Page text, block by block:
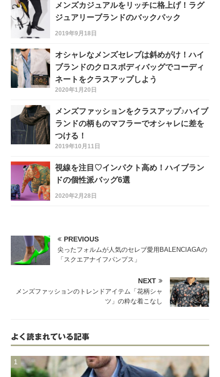
メンズカジュアルをリッチに格上げ！ラグ
ジュアリーブランドのバックパック
2019年9月18日
オシャレなメンズセレブは斜めがけ！ハイ
ブランドのクロスボディバッグでコーディ
ネートをクラスアップしよう
2020年1月20日
メンズファッションをクラスアップ♪ハイブ
ランドの柄ものマフラーでオシャレに差を
つける！
2019年10月11日
視線を注目♡インパクト高め！ハイブラン
ドの個性派バッグ6選
2020年2月28日
PREVIOUS
尖ったフォルムが人気のセレブ愛用BALENCIAGAの
「スクエアナイフパンプス」
NEXT
メンズファッションのトレンドアイテム「花柄シャ
ツ」の粋な着こなし
よく読まれている記事